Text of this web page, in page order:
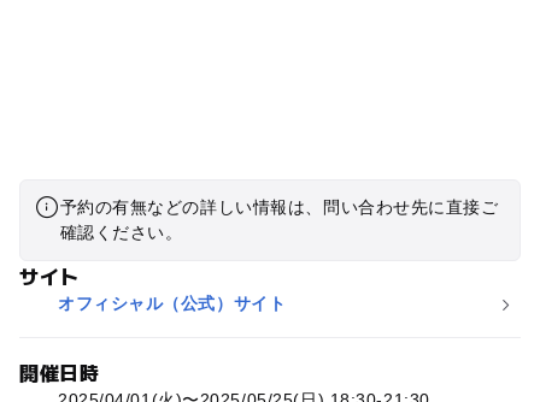
予約の有無などの詳しい情報は、問い合わせ先に直接ご
確認ください。
サイト
オフィシャル（公式）サイト
開催日時